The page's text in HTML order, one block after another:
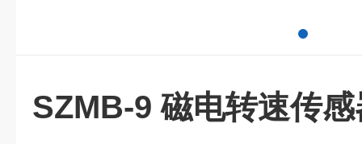
SZMB-9 磁电转速传感